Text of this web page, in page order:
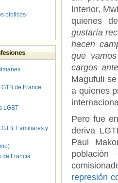
Interior,
quienes
gustaría
hacen
que
cargos
Magufuli
a quienes
Pero fue
deriva
Paul
población
represión
bíblicos-
de France
LGBT
Familiares y
de Francia